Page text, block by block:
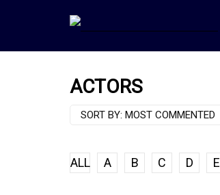
ACTORS
SORT BY: MOST COMMENTED
ALL A B C D E